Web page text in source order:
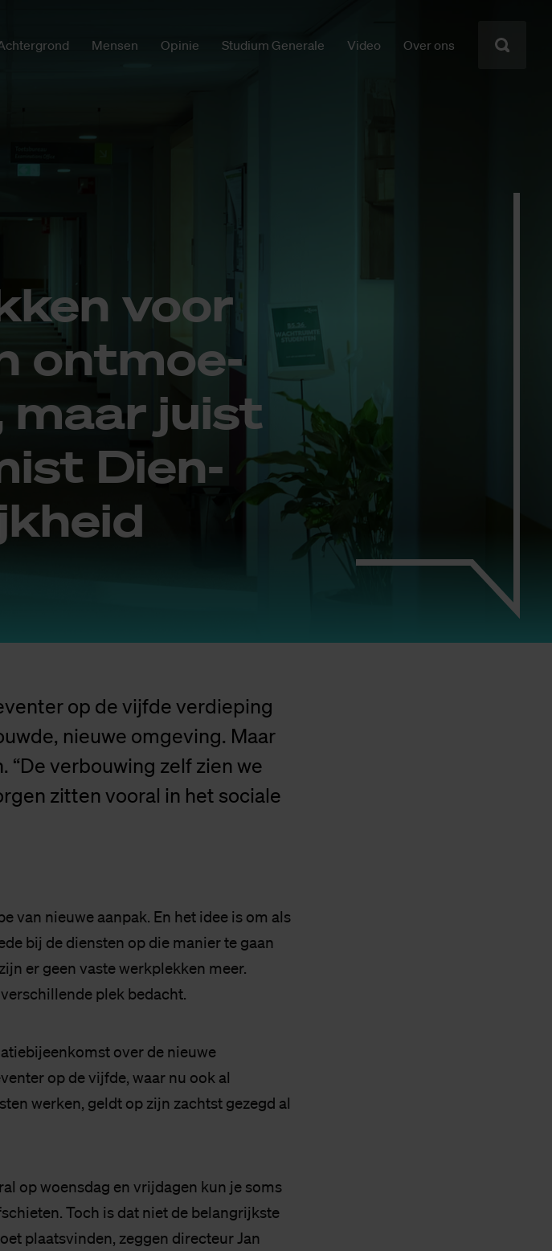
Mensen Opinie Studium Generale Video Over ons
voor
ont­moe­
maar juist
Dien­
op de vijfde verdieping
nieuwe omgeving. Maar
“De verbouwing zelf zien we
zitten vooral in het sociale
van nieuwe aanpak. En het idee is om als
bij de diensten op die manier te gaan
er geen vaste werkplekken meer.
plek bedacht.
over de nieuwe
op de vijfde, waar nu ook al
werken, geldt op zijn zachtst gezegd al
op woensdag en vrijdagen kun je soms
Toch is dat niet de belangrijkste
plaatsvinden, zeggen directeur Jan